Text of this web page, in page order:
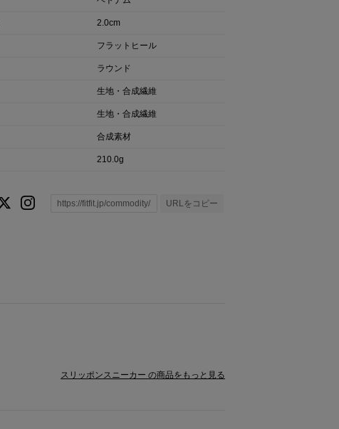
2.0cm
フラットヒール
ラウンド
生地・合成繊維
生地・合成繊維
合成素材
210.0g
URLをコピー
スリッポンスニーカー の商品をもっと見る